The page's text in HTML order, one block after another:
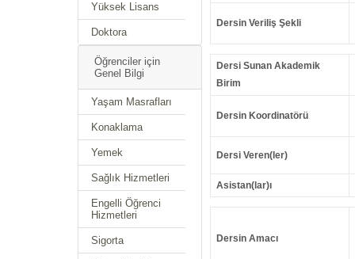
Yüksek Lisans
Doktora
Öğrenciler için
Genel Bilgi
Yaşam Masrafları
Konaklama
Yemek
Sağlık Hizmetleri
Engelli Öğrenci
Hizmetleri
Sigorta
Dersin Veriliş Şekli
Dersi Sunan Akademik
Birim
Dersin Koordinatörü
Dersi Veren(ler)
Asistan(lar)ı
Dersin Amacı